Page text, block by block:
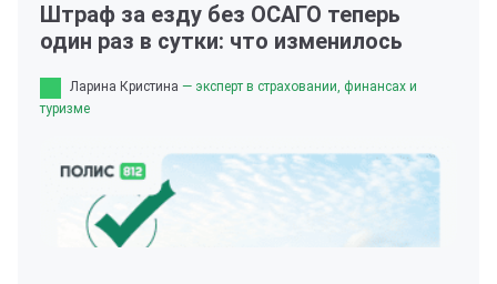
Штраф за езду без ОСАГО теперь
один раз в сутки: что изменилось
Ларина Кристина — эксперт в страховании, финансах и
туризме